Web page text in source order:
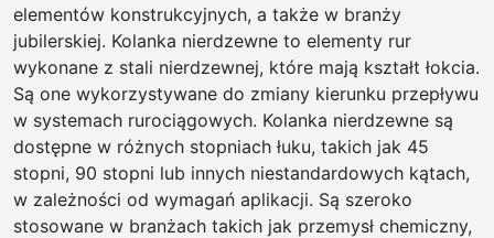
elementów konstrukcyjnych, a także w branży
jubilerskiej. Kolanka nierdzewne to elementy rur
wykonane z stali nierdzewnej, które mają kształt łokcia.
Są one wykorzystywane do zmiany kierunku przepływu
w systemach rurociągowych. Kolanka nierdzewne są
dostępne w różnych stopniach łuku, takich jak 45
stopni, 90 stopni lub innych niestandardowych kątach,
w zależności od wymagań aplikacji. Są szeroko
stosowane w branżach takich jak przemysł chemiczny,